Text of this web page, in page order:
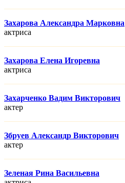
Захарова Александра Марковна
актриса
Захарова Елена Игоревна
актриса
Захарченко Вадим Викторович
актер
Збруев Александр Викторович
актер
Зеленая Рина Васильевна